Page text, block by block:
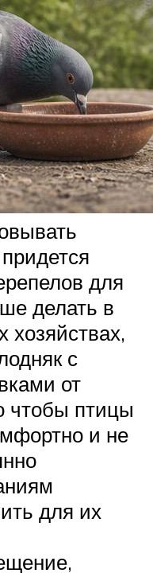
для
делать в
хозяйствах,
с
от
чтобы птицы
и не
для их